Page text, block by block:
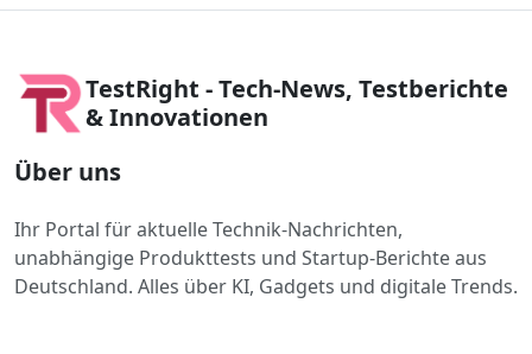
TestRight - Tech-News, Testberichte
& Innovationen
Über uns
Ihr Portal für aktuelle Technik-Nachrichten,
unabhängige Produkttests und Startup-Berichte aus
Deutschland. Alles über KI, Gadgets und digitale Trends.